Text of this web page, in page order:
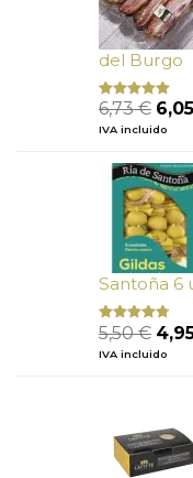
del Burgo
Valorado
con
de
5
6,73€ El
era:
6,73
6,05
IVA incluido
Santoña 6
Valorado
con
de 5
5,50€ El
IVA incluido